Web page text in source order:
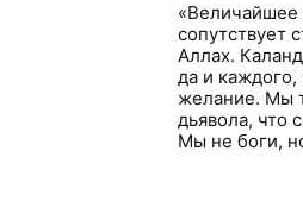
«Величайшее
сопутствует
Аллах.
да и каждого,
желание. Мы
дьявола, что
Мы не боги,